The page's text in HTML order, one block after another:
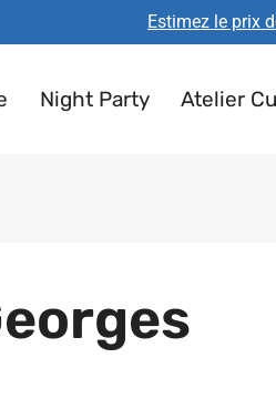
Estimez le prix
Night Party Atelier